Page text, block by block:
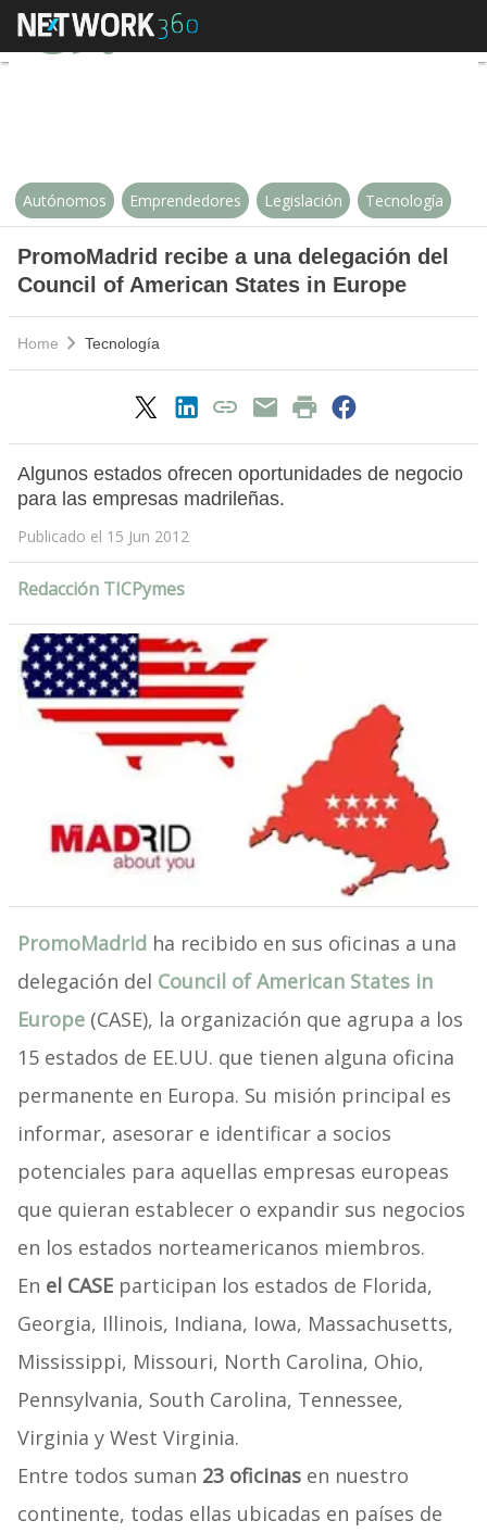
PromoMadrid recibe a una
Autónomos Emprendedores Legislación Tecnología
PromoMadrid recibe a una delegación del
Council of American States in Europe
Home Tecnología
Algunos estados ofrecen oportunidades de negocio
para las empresas madrileñas.
Publicado el 15 Jun 2012
Redacción TICPymes
PromoMadridha recibido en sus oficinas a una
delegación del Council of American States in
Europe(CASE), la organización que agrupa a los
15 estados de EE.UU. que tienen alguna oficina
permanente en Europa. Su misión principal es
informar, asesorar e identificar a socios
potenciales para aquellas empresas europeas
que quieran establecer o expandir sus negocios
en los estados norteamericanos miembros.
En el CASEparticipan los estados de Florida,
Georgia, Illinois, Indiana, Iowa, Massachusetts,
Mississippi, Missouri, North Carolina, Ohio,
Pennsylvania, South Carolina, Tennessee,
Virginia y West Virginia.
Entre todos suman 23 oficinasen nuestro
continente, todas ellas ubicadas en países de